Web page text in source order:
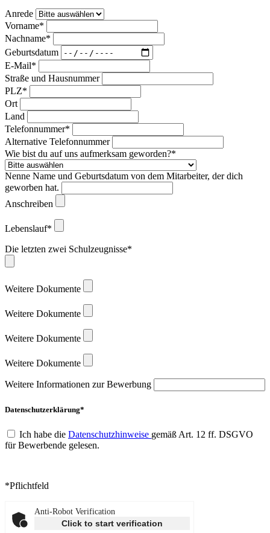
Anrede
Vorname*
Nachname*
Geburtsdatum
E-Mail*
Straße und Hausnummer
PLZ*
Ort
Land
Telefonnummer*
Alternative Telefonnummer
Wie bist du auf uns aufmerksam geworden?*
Nenne Name und Geburtsdatum von dem Mitarbeiter, der dich
geworben hat.
Anschreiben
Lebenslauf*
Die letzten zwei Schulzeugnisse*
Weitere Dokumente
Weitere Dokumente
Weitere Dokumente
Weitere Dokumente
Weitere Informationen zur Bewerbung
Datenschutzerklärung*
Ich habe die Datenschutzhinweise gemäß Art. 12 ff. DSGVO
für Bewerbende gelesen.
*Pflichtfeld
Anti-Robot Verification
Click to start verification